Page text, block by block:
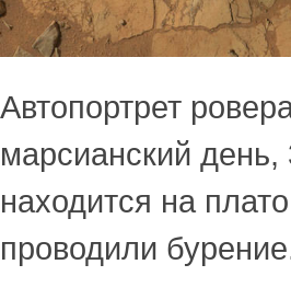
Автопортрет
марсианский
находится на
проводили